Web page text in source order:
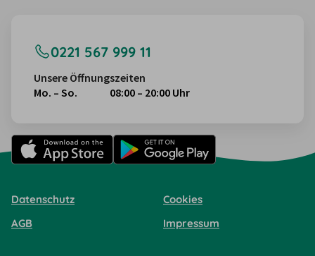
0221 567 999 11
Unsere Öffnungszeiten
Mo. – So.
08:00 – 20:00 Uhr
Datenschutz
Cookies
AGB
Impressum